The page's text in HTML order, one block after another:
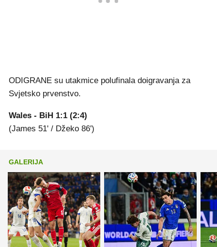
ODIGRANE su utakmice polufinala doigravanja za
Svjetsko prvenstvo.
Wales - BiH 1:1 (2:4)
(James 51' / Džeko 86')
GALERIJA